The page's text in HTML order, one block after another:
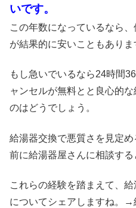
いです。
この年数になっているなら
が結果的に安いこともありま
もし急いでいるなら24時間
ャンセルが無料とと良心的
のはどうでしょう。
給湯器交換で悪質さを見定
前に給湯器屋さんに相談する
これらの経験を踏まえて、
についてシェアしますね。